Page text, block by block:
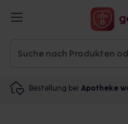
Bestellung bei Apotheke